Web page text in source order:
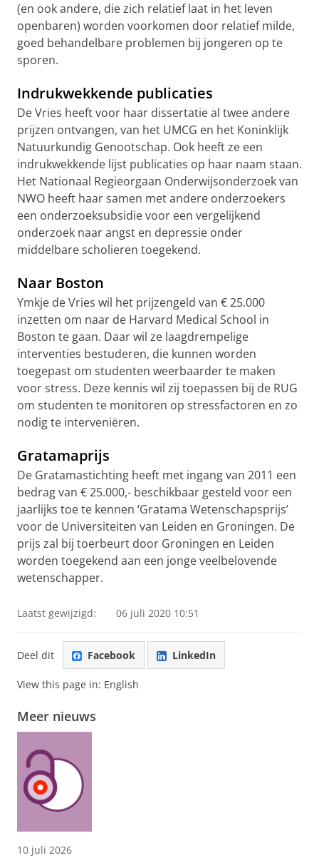
(en ook andere, die zich relatief laat in het leven
openbaren) worden voorkomen door relatief milde,
goed behandelbare problemen bij jongeren op te
sporen.
Indrukwekkende publicaties
De Vries heeft voor haar dissertatie al twee andere
prijzen ontvangen, van het UMCG en het Koninklijk
Natuurkundig Genootschap. Ook heeft ze een
indrukwekkende lijst publicaties op haar naam staan.
Het Nationaal Regieorgaan Onderwijsonderzoek van
NWO heeft haar samen met andere onderzoekers
een onderzoeksubsidie voor een vergelijkend
onderzoek naar angst en depressie onder
middelbare scholieren toegekend.
Naar Boston
Ymkje de Vries wil het prijzengeld van € 25.000
inzetten om naar de Harvard Medical School in
Boston te gaan. Daar wil ze laagdrempelige
interventies bestuderen, die kunnen worden
toegepast om studenten weerbaarder te maken
voor stress. Deze kennis wil zij toepassen bij de RUG
om studenten te monitoren op stressfactoren en zo
nodig te interveniëren.
Gratamaprijs
De Gratamastichting heeft met ingang van 2011 een
bedrag van € 25.000,- beschikbaar gesteld voor een
jaarlijks toe te kennen ‘Gratama Wetenschapsprijs’
voor de Universiteiten van Leiden en Groningen. De
prijs zal bij toerbeurt door Groningen en Leiden
worden toegekend aan een jonge veelbelovende
wetenschapper.
Laatst gewijzigd: 06 juli 2020 10:51
Deel dit Facebook LinkedIn
View this page in: English
Meer nieuws
10 juli 2026